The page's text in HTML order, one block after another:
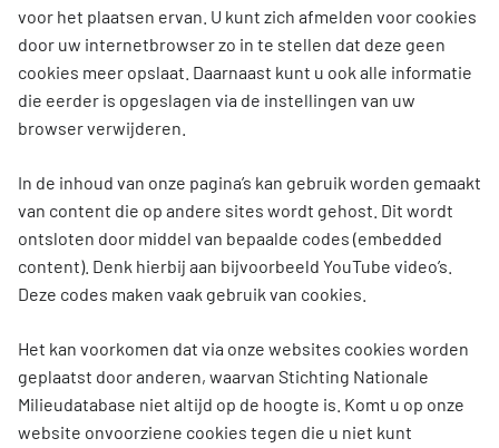
voor het plaatsen ervan. U kunt zich afmelden voor cookies
door uw internetbrowser zo in te stellen dat deze geen
cookies meer opslaat. Daarnaast kunt u ook alle informatie
die eerder is opgeslagen via de instellingen van uw
browser verwijderen.
In de inhoud van onze pagina’s kan gebruik worden gemaakt
van content die op andere sites wordt gehost. Dit wordt
ontsloten door middel van bepaalde codes (embedded
content). Denk hierbij aan bijvoorbeeld YouTube video’s.
Deze codes maken vaak gebruik van cookies.
Het kan voorkomen dat via onze websites cookies worden
geplaatst door anderen, waarvan Stichting Nationale
Milieudatabase niet altijd op de hoogte is. Komt u op onze
website onvoorziene cookies tegen die u niet kunt